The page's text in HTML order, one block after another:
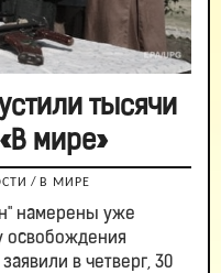
тысячи
мире»
/ В МИРЕ
намерены уже
освобождения
в четверг, 30